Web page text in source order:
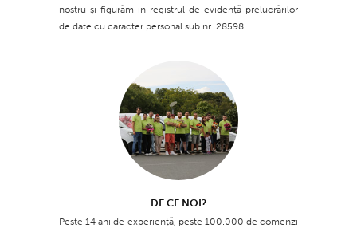
nostru şi figurăm în registrul de evidenţă prelucrărilor
de date cu caracter personal sub nr. 28598.
DE CE NOI?
Peste 14 ani de experienţă, peste 100.000 de comenzi